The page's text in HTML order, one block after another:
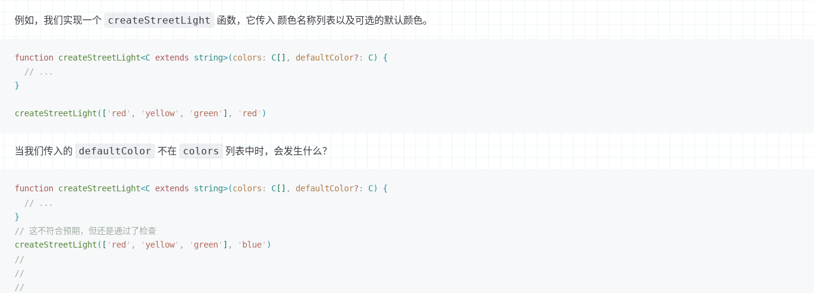
例如，我们实现一个 createStreetLight 函数，它传入 颜色名称列表以及可选的默认颜色。
function createStreetLight<C extends string>(colors : C [ ] , defaultColor? : C)
{
// ...
}
createStreetLight ( [ ' red ' , ' yellow' , ' green' ] , ' red ' )
当我们传入的 defaultColor 不在 colors 列表中时，会发生什么？
function createStreetLight<C extends string>(colors : C [ ] , defaultColor? : C)
{
// ...
}
// 这不符合预期，但还是通过了检查
createStreetLight ( [ ' red ' , ' yellow' , ' green' ] , ' blue' )
//
//
//